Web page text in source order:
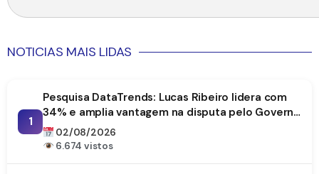
NOTICIAS MAIS LIDAS
1
Pesquisa DataTrends: Lucas Ribeiro lidera com
34% e amplia vantagem na disputa pelo Governo
da Paraíba
02/08/2026
6.674 vistos